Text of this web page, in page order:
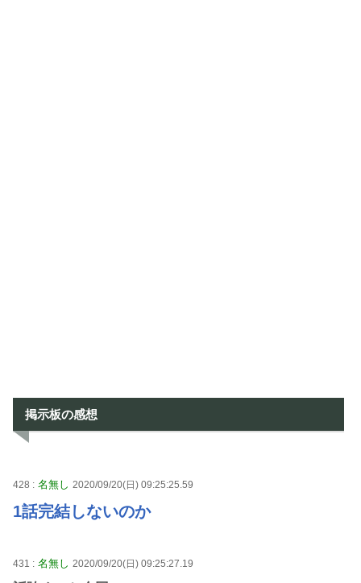
掲示板の感想
428 : 名無し 2020/09/20(日) 09:25:25.59
1話完結しないのか
431 : 名無し 2020/09/20(日) 09:25:27.19